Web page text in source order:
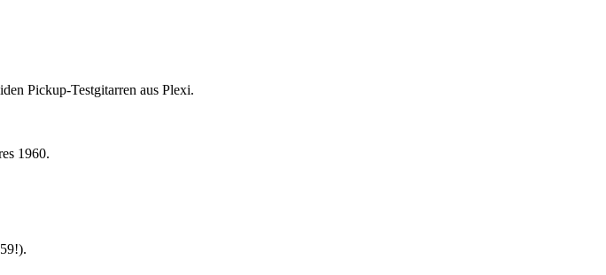
Pickup-Testgitarren aus Plexi.
1960.